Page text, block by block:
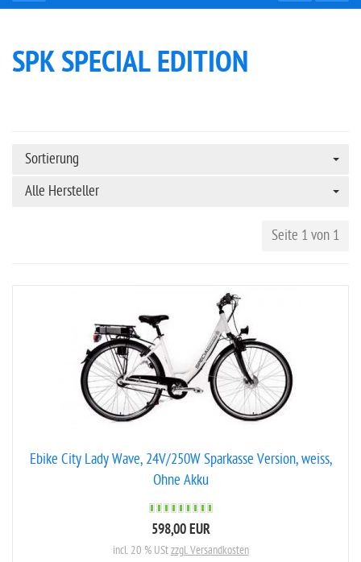
SPK SPECIAL EDITION
Sortierung
Alle Hersteller
Seite 1 von 1
Ebike City Lady Wave, 24V/250W Sparkasse Version, weiss,
Ohne Akku
598,00 EUR
incl. 20 % UStzzgl. Versandkosten